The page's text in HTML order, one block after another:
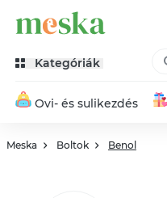
Kategóriák
Ovi- és sulikezdés
Meska Boltok Benol